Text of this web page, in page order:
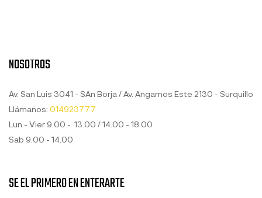
NOSOTROS
Av. San Luis 3041 - SAn Borja / Av. Angamos Este 2130 - Surquillo
Llámanos: 014923777
Lun - Vier 9.00 - 13.00 / 14.00 - 18.00
Sab 9.00 - 14.00
SE EL PRIMERO EN ENTERARTE